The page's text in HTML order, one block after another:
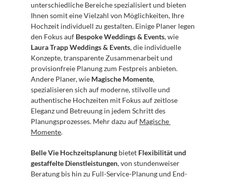
unterschiedliche Bereiche spezialisiert und bieten
Ihnen somit eine Vielzahl von Möglichkeiten, Ihre
Hochzeit individuell zu gestalten. Einige Planer legen
den Fokus auf Bespoke Weddings & Events
Laura Trapp Weddings & Events, die individuelle
Konzepte, transparente Zusammenarbeit und
provisionfreie Planung zum Festpreis anbieten.
Andere Planer, wie Magische Momente,
spezialisieren sich auf moderne, stilvolle und
authentische Hochzeiten mit Fokus auf zeitlose
Eleganz und Betreuung in jedem Schritt des
Planungsprozesses. Mehr dazu auf Magische
Momente.
Belle Vie Hochzeitsplanung bietet Flexibilität und
gestaffelte Dienstleistungen, von stundenweiser
Beratung bis hin zu Full-Service-Planung und End-